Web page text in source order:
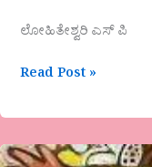
ಲೋಹಿತೇಶ್ವರಿ ಎಸ್ ಪಿ
Read Post »
ನಾಗರತ್ನ